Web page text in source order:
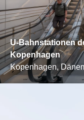
U-Bahnstationen
Kopenhagen
Kopenhagen,